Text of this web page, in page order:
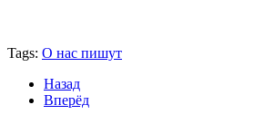
Tags: О нас пишут
Назад
Вперёд